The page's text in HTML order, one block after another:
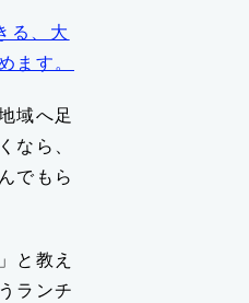
る、大
ます。
域へ足
なら、
でもら
と教え
ランチ